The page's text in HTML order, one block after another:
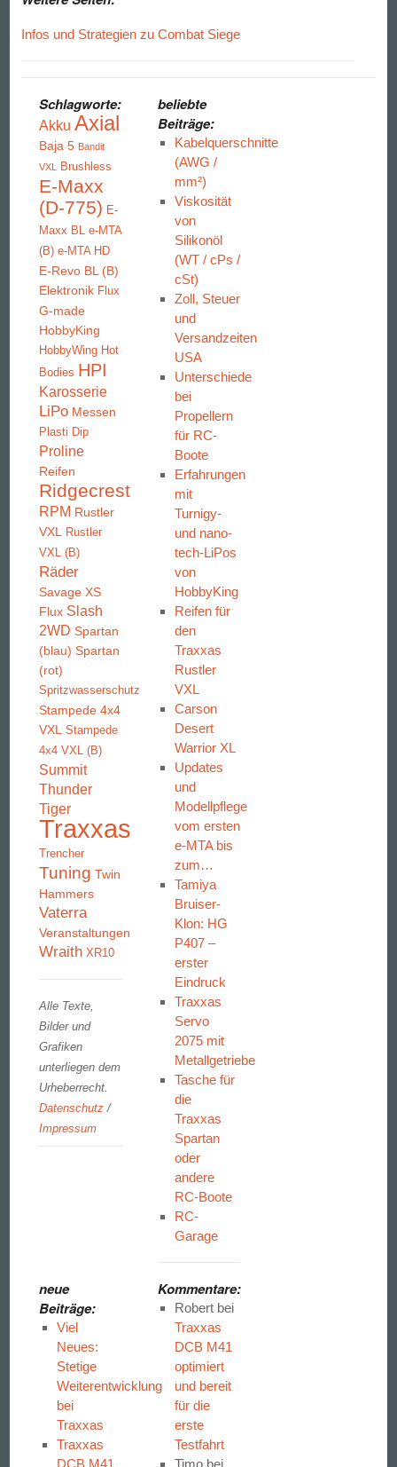
Infos und Strategien zu Combat Siege
Schlagworte:
Akku Axial
Baja 5 Bandit
VXL
Brushless
E-Maxx
(D-775) E-
Maxx BL e-MTA
(B) e-MTA HD
E-Revo BL (B)
Elektronik Flux
G-made
HobbyKing
HobbyWing Hot
Bodies HPI
Karosserie
LiPo Messen
Plasti Dip
Proline
Reifen
Ridgecrest
RPM Rustler
VXL
Rustler
VXL (B)
Räder
Savage XS
Flux Slash
2WD Spartan
(blau) Spartan
(rot)
Spritzwasserschutz
Stampede 4x4
VXL
Stampede
4x4 VXL (B)
Summit
Thunder
Tiger
Traxxas
Trencher
Tuning Twin
Hammers
Vaterra
Veranstaltungen
Wraith XR10
Alle Texte,
Bilder und
Grafiken
unterliegen dem
Urheberrecht.
Datenschutz /
Impressum
beliebte
Beiträge:
Kabelquerschnitte
(AWG /
mm²)
Viskosität
von
Silikonöl
(WT / cPs /
cSt)
Zoll, Steuer
und
Versandzeiten
USA
Unterschiede
bei
Propellern
für RC-
Boote
Erfahrungen
mit
Turnigy-
und nano-
tech-LiPos
von
HobbyKing
Reifen für
den
Traxxas
Rustler
VXL
Carson
Desert
Warrior XL
Updates
und
Modellpflege
vom ersten
e-MTA bis
zum…
Tamiya
Bruiser-
Klon: HG
P407 –
erster
Eindruck
Traxxas
Servo
2075 mit
Metallgetriebe
Tasche für
die
Traxxas
Spartan
oder
andere
RC-Boote
RC-
Garage
neue
Beiträge:
Viel
Neues:
Stetige
Weiterentwicklung
bei
Traxxas
Traxxas
DCB M41
Kommentare:
Robert bei
Traxxas
DCB M41
optimiert
und bereit
für die
erste
Testfahrt
Timo bei